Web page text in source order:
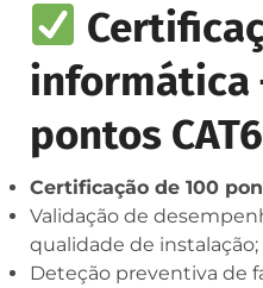
informática
pontos CAT6
Certificação de 100
Validação de
qualidade de instalação;
Deteção preventiva de